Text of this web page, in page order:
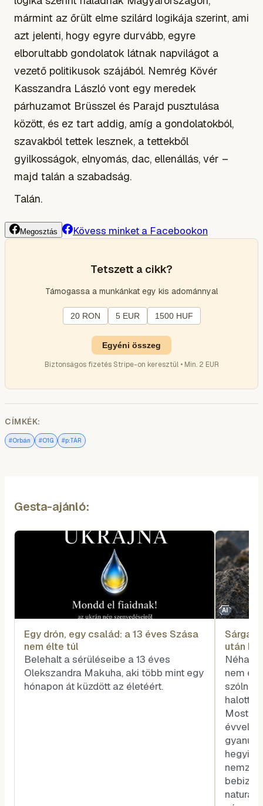
mármint az őrült elme szilárd logikája szerint, ami
azt jelenti, hogy egyre durvább, egyre
elborultabb gondolatok látnak napvilágot a
vezető politikusok szájából. Nemrég Kövér
Kasszandra László vont egy meredek
párhuzamot Brüsszel és Parajd pusztulása
között, és ez tart addig, amíg a gondolatokból,
szavakból tettek lesznek, a tettekből
gyilkosságok, elnyomás, dac, ellenállás, vér –
majd talán a szabadság.
Talán.
Megosztás Kövess minket a Facebookon
Tetszett a cikk?
Támogassa a munkánkat egy kis adománnyal
20 RON 5 EUR 1500 HUF
Egyéni összeg
Biztonságos fizetés Stripe-on keresztül • Min. 2 EUR
CÍMKÉK:
#Orbán #O1G #p:TÁR
Gesta-ajánló:
Egy drón, egy család: a 13 éves Szása
nem élte túl
Belehalt a sérüléseibe a 13 éves
Olekszandra Makuha, aki több mint egy
hónapon át küzdött az életéért.
AI
Sárga
után
Néha a
nem
halott
Most
évvel
gyanút
hegyi